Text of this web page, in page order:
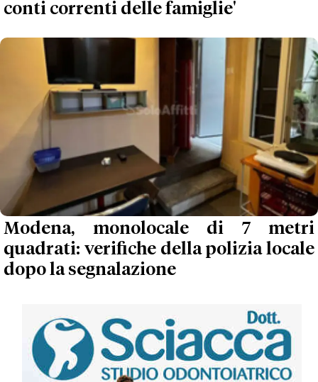
conti correnti delle famiglie'
Modena, monolocale di 7 metri
quadrati: verifiche della polizia locale
dopo la segnalazione